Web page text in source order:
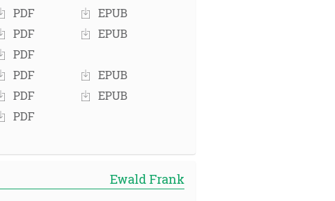
PDF
EPUB
PDF
EPUB
PDF
PDF
EPUB
PDF
EPUB
PDF
Ewald Frank